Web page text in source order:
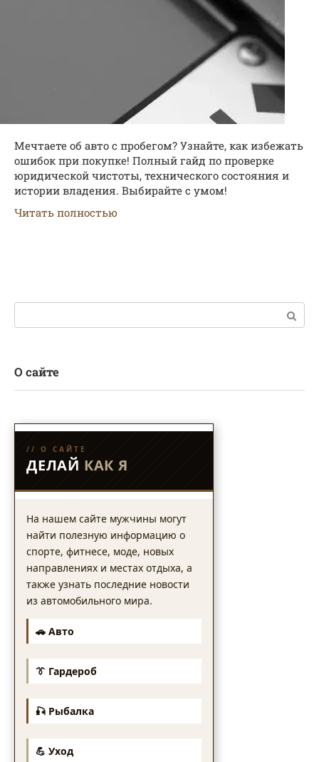
Мечтаете об авто с пробегом? Узнайте, как избежать
ошибок при покупке! Полный гайд по проверке
юридической чистоты, технического состояния и
истории владения. Выбирайте с умом!
Читать полностью
Поиск:
О сайте
// О САЙТЕ
ДЕЛАЙ КАК Я
На нашем сайте мужчины могут
найти полезную информацию о
спорте, фитнесе, моде, новых
направлениях и местах отдыха, а
также узнать последние новости
из автомобильного мира.
🚗 Авто
👔 Гардероб
🎣 Рыбалка
💪 Уход